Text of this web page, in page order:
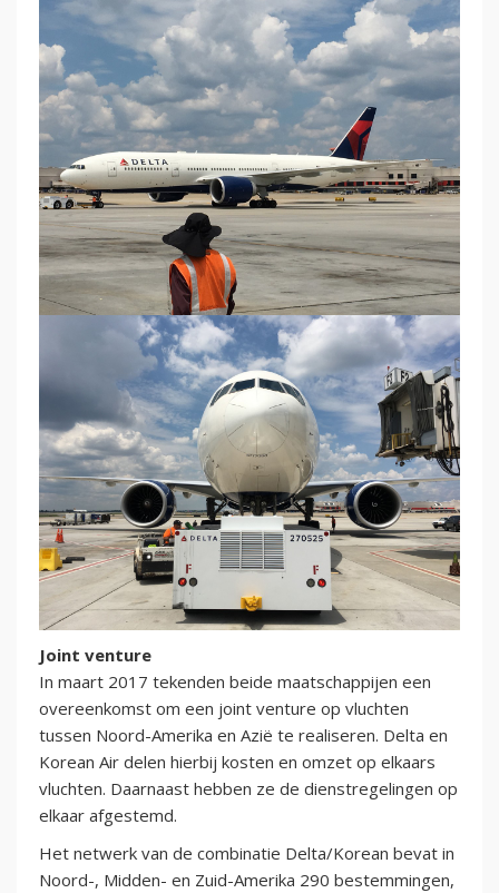
Joint venture
In maart 2017 tekenden beide maatschappijen een
overeenkomst om een joint venture op vluchten
tussen Noord-Amerika en Azië te realiseren. Delta en
Korean Air delen hierbij kosten en omzet op elkaars
vluchten. Daarnaast hebben ze de dienstregelingen op
elkaar afgestemd.
Het netwerk van de combinatie Delta/Korean bevat in
Noord-, Midden- en Zuid-Amerika 290 bestemmingen,